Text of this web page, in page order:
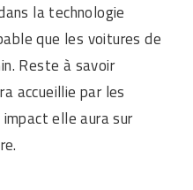
la technologie
que les voitures de
Reste à savoir
accueillie par les
elle aura sur